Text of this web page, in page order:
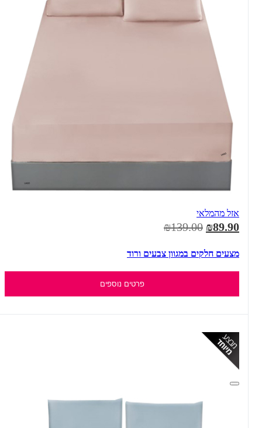
אזל מהמלאי
₪89.90
₪139.00
מצעים חלקים במגוון צבעים ורוד
פרטים נוספים